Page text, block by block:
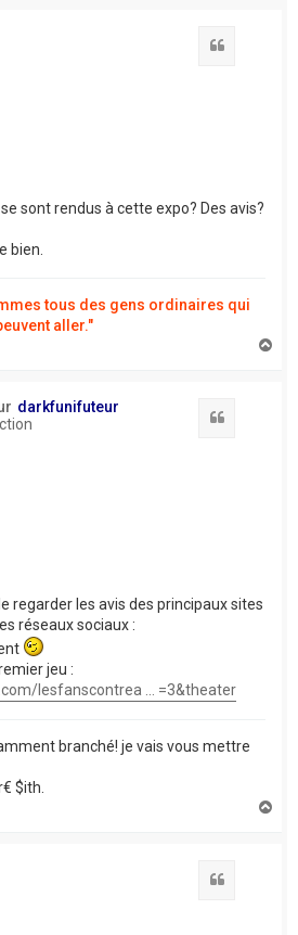
se sont rendus à cette expo? Des avis?
bien.
tous des gens ordinaires qui
aller."
darkfunifuteur
regarder les avis des principaux sites
réseaux sociaux :
jeu :
lesfanscontrea ... =3&theater
branché! je vais vous mettre
$ith.